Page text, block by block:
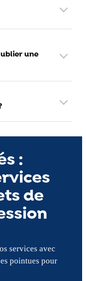
une
:
de
services avec
pointues pour